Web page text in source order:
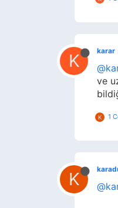
K karar
ve
K 1
K